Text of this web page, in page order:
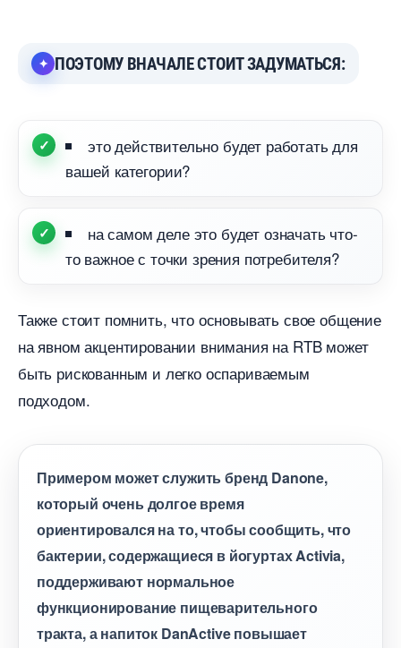
ПОЭТОМУ ВНАЧАЛЕ СТОИТ ЗАДУМАТЬСЯ:
это действительно будет работать для
ашей категории?
на самом деле это будет означать что-
то важное с точки зрения потребителя?
Также стоит помнить, что основывать свое общение
на явном акцентировании внимания на RTB может
ыть рискованным и легко оспариваемым
подходом.
Примером может служить бренд Danone,
который очень долгое время
ориентировался на то, чтобы сообщить, что
актерии, содержащиеся в йогуртах Activia,
поддерживают нормальное
функционирование пищеварительного
тракта, а напиток DanActive повышает